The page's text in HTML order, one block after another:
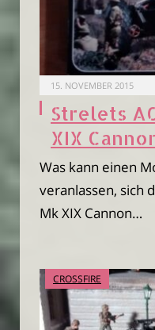
15. NOVEMBER 2015
Strelets
XIX
Was kann einen
veranlassen, sich
Mk XIX Cannon…
CROSSFIRE